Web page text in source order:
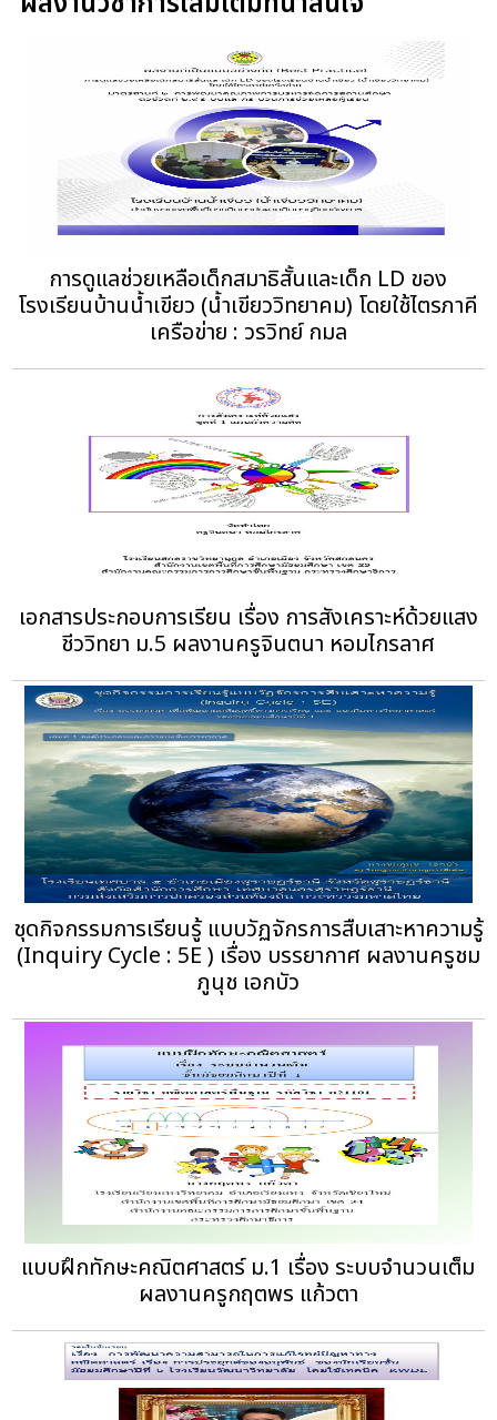
การดูแลช่วยเหลือเด็กสมาธิสั้นและเด็ก LD ของ
โรงเรียนบ้านน้ำเขียว (น้ำเขียววิทยาคม) โดยใช้ไตรภาคี
เครือข่าย : วรวิทย์ กมล
เอกสารประกอบการเรียน เรื่อง การสังเคราะห์ด้วยแสง
ชีววิทยา ม.5 ผลงานครูจินตนา หอมไกรลาศ
ชุดกิจกรรมการเรียนรู้ แบบวัฏจักรการสืบเสาะหาความรู้
(Inquiry Cycle : 5E ) เรื่อง บรรยากาศ ผลงานครูชม
ภูนุช เอกบัว
แบบฝึกทักษะคณิตศาสตร์ ม.1 เรื่อง ระบบจำนวนเต็ม
ผลงานครูกฤตพร แก้วตา